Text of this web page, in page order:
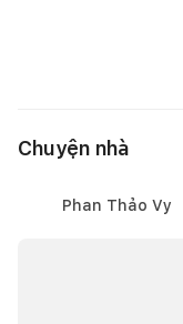
Chuyện nhà
Phan Thảo Vy